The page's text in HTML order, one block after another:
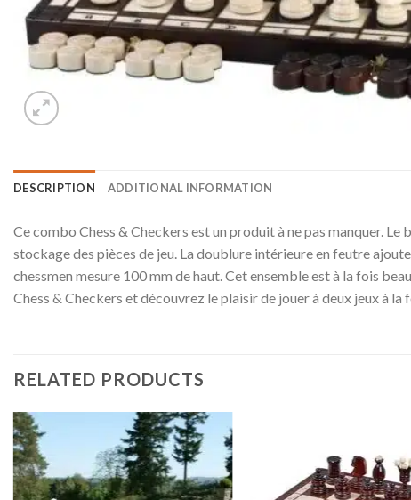
DESCRIPTION ADDITIONAL INFORMATION
Ce combo Chess & Checkers est un produit à ne pas manquer.
stockage des pièces de jeu. La doublure intérieure en feutre
chessmen mesure 100 mm de haut. Cet ensemble est à la fois
Chess & Checkers et découvrez le plaisir de jouer à deux jeux à la
RELATED PRODUCTS